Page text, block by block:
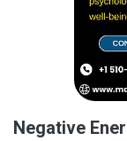
Negative